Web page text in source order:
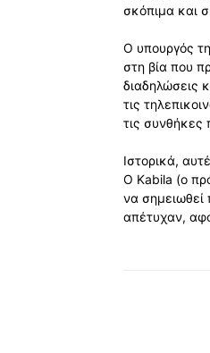
σκόπιμα και
Ο υπουργός
στη βία που
διαδηλώσεις
τις
τις
Ιστορικά,
Ο Kabila (ο
να σημειωθεί
απέτυχαν,